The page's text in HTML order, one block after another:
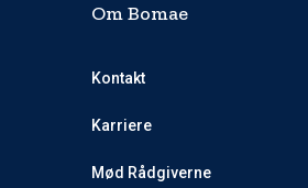
Om Bomae
Kontakt
Karriere
Mød Rådgiverne